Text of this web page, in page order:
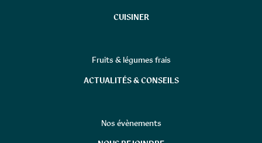
CUISINER
Fruits & légumes frais
ACTUALITÉS & CONSEILS
Nos évènements